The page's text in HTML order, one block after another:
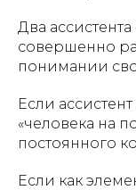
Два
совершенно
понимании
Если
«человека на
постоянного
Если как